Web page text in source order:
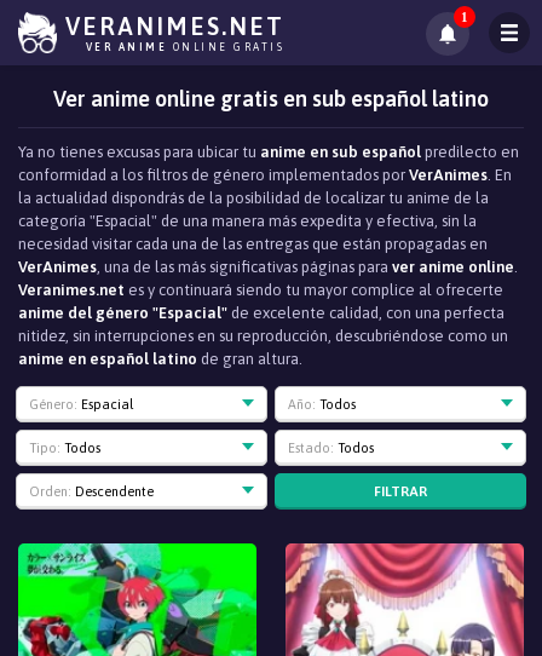
VERANIMES.NET
VER ANIME ONLINE GRATIS
1
Ver anime online gratis en sub español latino
Ya no tienes excusas para ubicar tu anime en sub español predilecto en
conformidad a los filtros de género implementados por VerAnimes. En
la actualidad dispondrás de la posibilidad de localizar tu anime de la
categoría "Espacial" de una manera más expedita y efectiva, sin la
necesidad visitar cada una de las entregas que están propagadas en
VerAnimes, una de las más significativas páginas para ver anime online.
Veranimes.net es y continuará siendo tu mayor complice al ofrecerte
anime del género "Espacial" de excelente calidad, con una perfecta
nitidez, sin interrupciones en su reproducción, descubriéndose como un
anime en español latino de gran altura.
Género: Espacial Año: Todos
Tipo: Todos Estado: Todos
Orden: Descendente FILTRAR